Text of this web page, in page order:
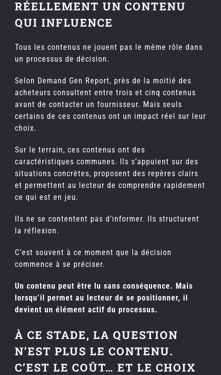
RÉELLEMENT UN CONTENU
QUI INFLUENCE
Tous les contenus ne jouent pas le même rôle dans
un processus de décision.
Selon Demand Gen Report, près de la moitié des
acheteurs consultent entre trois et cinq contenus
avant de contacter un fournisseur. Mais seuls
certains de ces contenus ont un impact réel sur leur
choix.
Sur le terrain, ces contenus ont des
caractéristiques communes. Ils s’appuient sur des
situations concrètes, proposent des repères clairs
et permettent au lecteur de comprendre rapidement
ce qui est en jeu.
Ils ne se contentent pas d’informer. Ils structurent
la réflexion.
C’est souvent à ce moment que la décision
commence à se préciser.
Un contenu peut être lu sans conséquence. Mais
lorsqu’il permet au lecteur de se positionner, il
devient un élément actif du processus.
À CE STADE, LA QUESTION
N’EST PLUS LE CONTENU.
C’EST LE COÛT… ET LE CHOIX